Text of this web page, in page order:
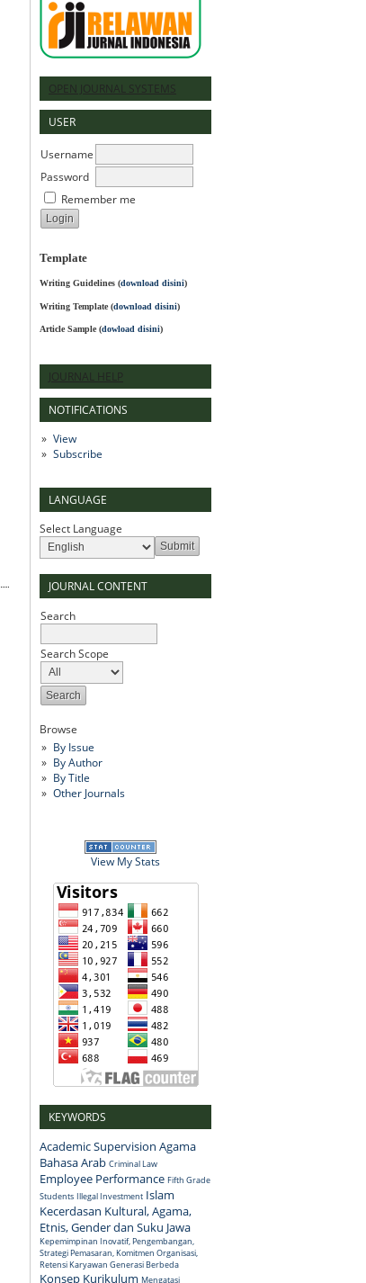
OPEN JOURNAL SYSTEMS
USER
Username
Password
Remember me
Template
Writing Guidelines (download disini)
Writing Template (download disini)
Article Sample (dowload disini)
JOURNAL HELP
NOTIFICATIONS
View
Subscribe
LANGUAGE
Select Language
JOURNAL CONTENT
Search
Search Scope
Browse
By Issue
By Author
By Title
Other Journals
View My Stats
KEYWORDS
Academic Supervision Agama
Bahasa Arab Criminal Law
Employee Performance Fifth Grade
Students Illegal Investment Islam
Kecerdasan Kultural, Agama,
Etnis, Gender dan Suku Jawa
Kepemimpinan Inovatif, Pengembangan,
Strategi Pemasaran, Komitmen Organisasi,
Retensi Karyawan Generasi Berbeda
Konsep Kurikulum Mengatasi